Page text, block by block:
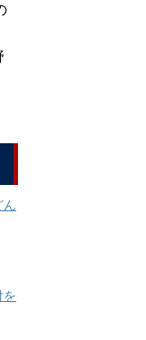
ん
を